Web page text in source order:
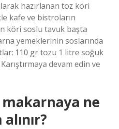
hazırlanan toz köri
kafe ve bistroların
köri soslu tavuk başta
yemeklerinin soslarında
110 gr tozu 1 litre soğuk
devam edin ve
ne